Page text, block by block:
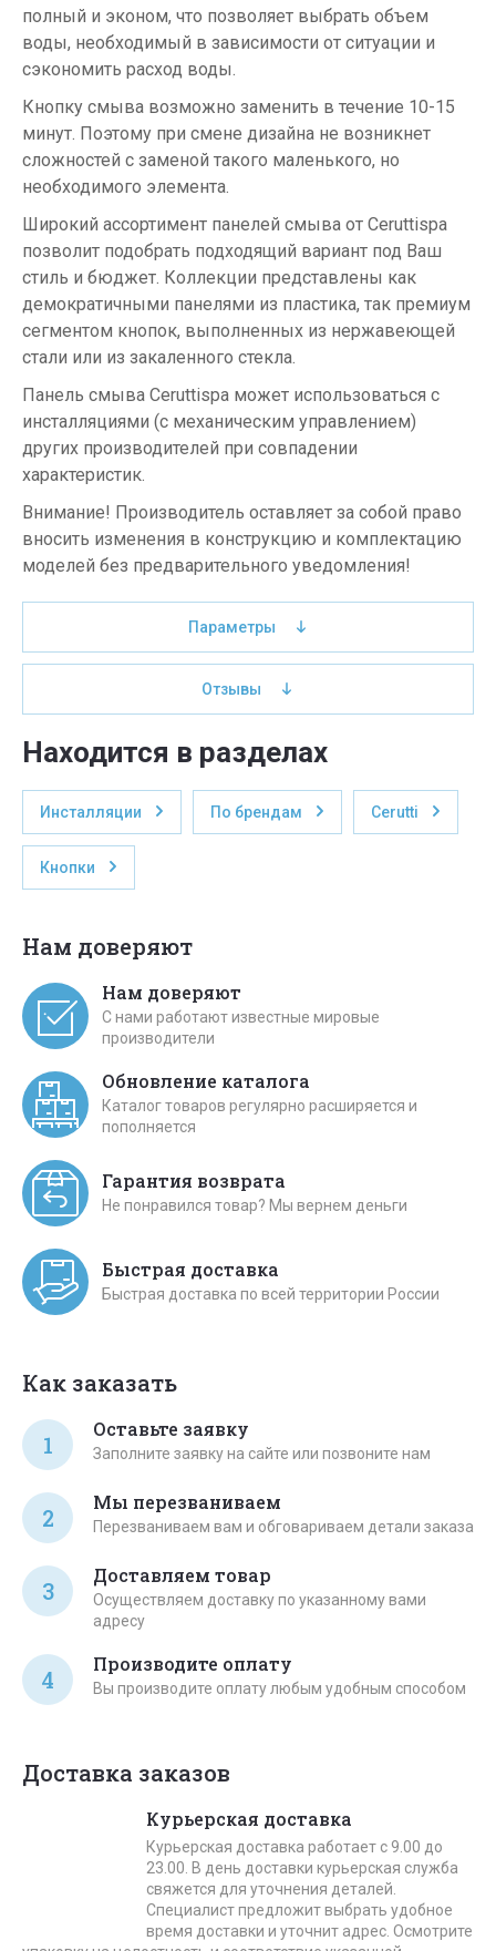
полный и эконом, что позволяет выбрать объем
воды, необходимый в зависимости от ситуации и
сэкономить расход воды.
Кнопку смыва возможно заменить в течение 10-15
минут. Поэтому при смене дизайна не возникнет
сложностей с заменой такого маленького, но
необходимого элемента.
Широкий ассортимент панелей смыва от Ceruttispa
позволит подобрать подходящий вариант под Ваш
стиль и бюджет. Коллекции представлены как
демократичными панелями из пластика, так премиум
сегментом кнопок, выполненных из нержавеющей
стали или из закаленного стекла.
Панель смыва Ceruttispa может использоваться с
инсталляциями (с механическим управлением)
других производителей при совпадении
характеристик.
Внимание! Производитель оставляет за собой право
вносить изменения в конструкцию и комплектацию
моделей без предварительного уведомления!
Параметры
Отзывы
Находится в разделах
Инсталляции По брендам Cerutti
Кнопки
Нам доверяют
Нам доверяют
С нами работают известные мировые
производители
Обновление каталога
Каталог товаров регулярно расширяется и
пополняется
Гарантия возврата
Не понравился товар? Мы вернем деньги
Быстрая доставка
Быстрая доставка по всей территории России
Как заказать
1
Оставьте заявку
Заполните заявку на сайте или позвоните нам
2
Мы перезваниваем
Перезваниваем вам и обговариваем детали заказа
3
Доставляем товар
Осуществляем доставку по указанному вами
адресу
4
Производите оплату
Вы производите оплату любым удобным способом
Доставка заказов
Курьерская доставка
Курьерская доставка работает с 9.00 до
23.00. В день доставки курьерская служба
свяжется для уточнения деталей.
Специалист предложит выбрать удобное
время доставки и уточнит адрес. Осмотрите